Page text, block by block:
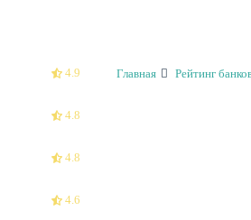
4.9
4.8
4.8
4.6
Главная Рейтинг